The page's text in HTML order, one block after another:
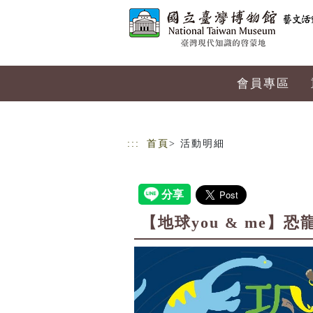
會員專區
::: 首頁 > 活動明細
【地球you & me】恐